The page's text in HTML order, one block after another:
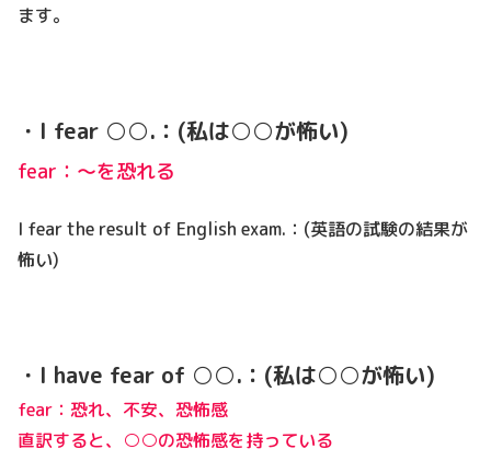
ます。
・I fear ○○.：(私は○○が怖い)
fear：～を恐れる
I fear the result of English exam.：(英語の試験の結果が
怖い)
・I have fear of ○○.：(私は○○が怖い)
fear： 恐れ、不安、恐怖感
直訳すると、○○の恐怖感を持っている